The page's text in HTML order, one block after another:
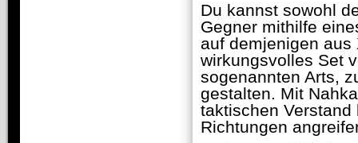
Du kannst sowohl
Gegner mithilfe
auf demjenigen
wirkungsvolles Set
sogenannten Arts,
gestalten. Mit
taktischen
Richtungen